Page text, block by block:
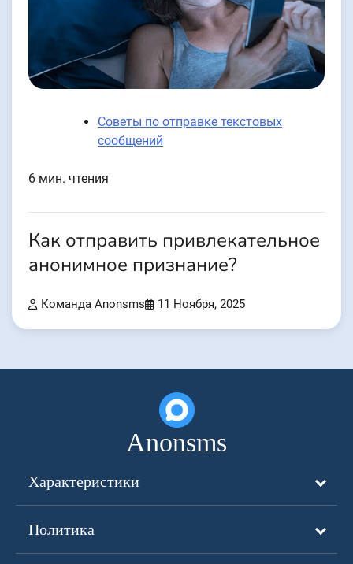
Советы по отправке текстовых
сообщений
6 мин. чтения
Как отправить привлекательное
анонимное признание?
Команда Anonsms 11 Ноября, 2025
Anonsms
Характеристики
Политика